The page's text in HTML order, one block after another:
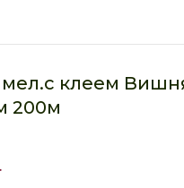
клеем
200м